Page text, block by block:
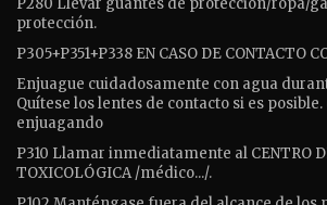
P280 Llevar guantes de protección/ropa/
protección.
P305+P351+P338 EN CASO DE CONTACTO
Enjuague cuidadosamente con agua
Quítese los lentes de contacto si es
enjuagando
P310 Llamar inmediatamente al CENTRO
TOXICOLÓGICA /médico.../.